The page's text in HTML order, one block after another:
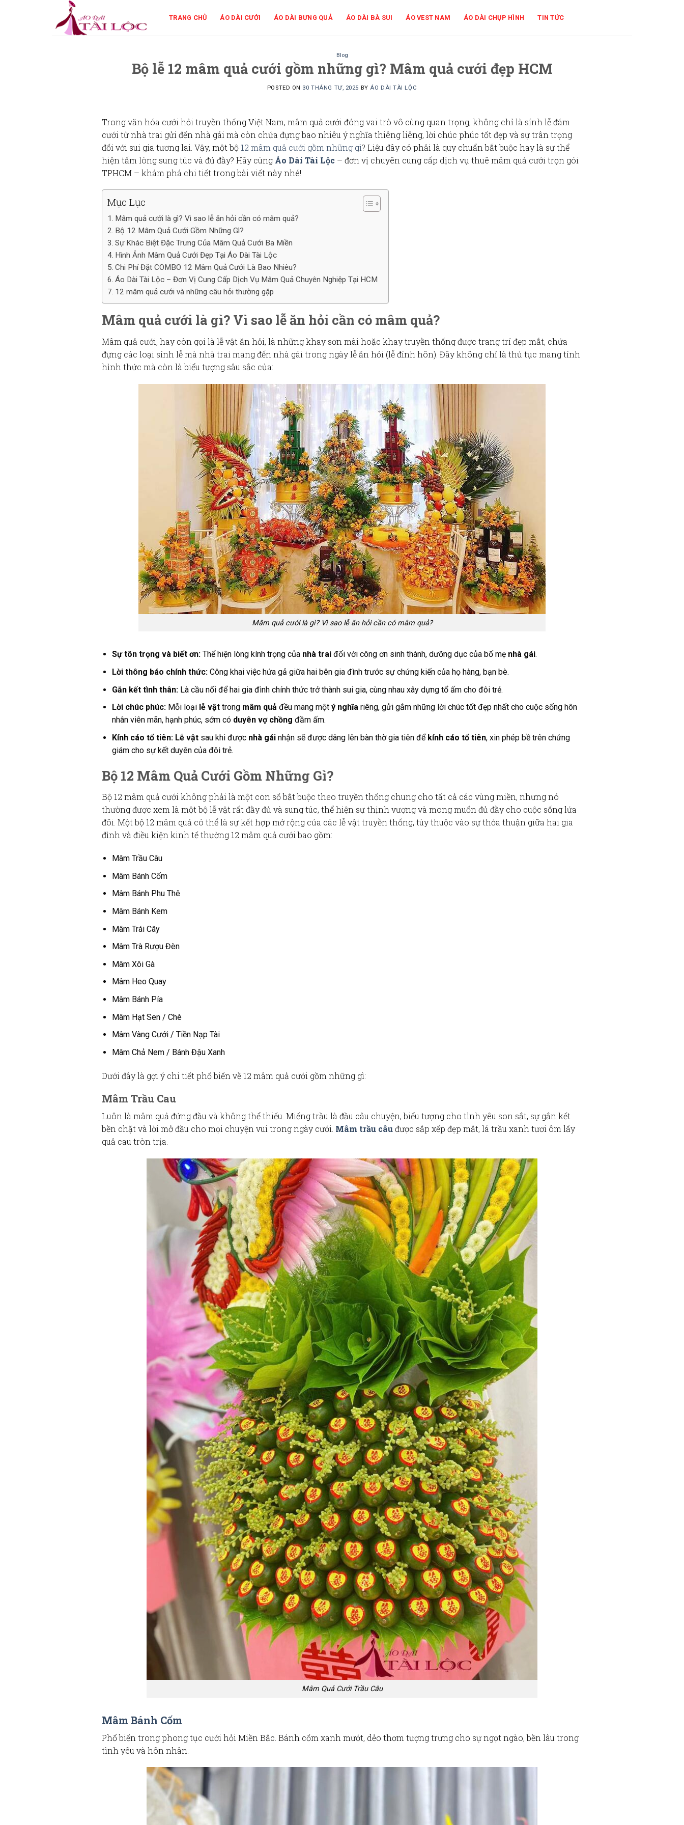
TRANG CHỦ ÁO DÀI CƯỚI ÁO DÀI BƯNG QUẢ ÁO DÀI BÀ SUI ÁO VEST NAM ÁO DÀI CHỤP HÌNH TIN TỨC
Blog
Bộ lễ 12 mâm quả cưới gồm những gì? Mâm quả cưới đẹp HCM
POSTED ON 30 THÁNG TƯ, 2025 BY ÁO DÀI TÀI LỘC
Trong văn hóa cưới hỏi truyền thống Việt Nam, mâm quả cưới đóng vai trò vô cùng quan trọng, không chỉ là sính lễ đám
cưới từnhà trai gửi đến nhà gái mà còn chứa đựng bao nhiêu ý nghĩa thiêng liêng, lời chúc phúc tốt đẹp và sự trân trọng
đối với sui gia tương lai. Vậy, một bộ 12 mâm quả cưới gồm những gì? Liệu đây có phải là quy chuẩn bắt buộc hay là sự thể
hiện tấm lòng sung túc và đủ đầy? Hãy cùng Áo Dài Tài Lộc – đơn vị chuyên cung cấp dịch vụ thuê mâm quả cưới trọn gói
TPHCM– khám phá chi tiết trong bài viết này nhé!
Mục Lục
Mâm quả cưới là gì? Vì sao lễ ăn hỏi cần có mâm quả?
Bộ 12 Mâm Quả Cưới Gồm Những Gì?
Sự Khác Biệt Đặc Trưng Của Mâm Quả Cưới Ba Miền
Hình Ảnh Mâm Quả Cưới Đẹp Tại Áo Dài Tài Lộc
Chi Phí Đặt COMBO 12 Mâm Quả Cưới Là Bao Nhiêu?
Áo Dài Tài Lộc – Đơn Vị Cung Cấp Dịch Vụ Mâm Quả Chuyên Nghiệp Tại HCM
12 mâm quả cưới và những câu hỏi thường gặp
Mâm quả cưới là gì? Vì sao lễ ăn hỏi cần có mâm quả?
Mâm quả cưới, hay còn gọi là lễ vật ăn hỏi, là những khay sơn mài hoặc khay truyền thống được trang trí đẹp mắt, chứa
đựng các loại sính lễmà nhà trai mang đến nhà gái trong ngàylễ ăn hỏi (lễ đính hôn) . Đây không chỉ là thủ tục mang tính
hình thức mà còn là biểu tượng sâu sắc của:
Mâm quả cưới là gì? Vì sao lễ ăn hỏi cần có mâm quả?
Sự tôn trọng và biết ơn: Thể hiện lòng kính trọng của nhà trai đối với công ơn sinh thành, dưỡng dục của bố mẹ nhà gái.
Lời thông báo chính thức: Công khai việc hứa gả giữa hai bên gia đình trước sự chứng kiến của họ hàng, bạn bè.
Gắn kết tình thân: Là cầu nối để hai gia đình chính thức trở thành sui gia, cùng nhau xây dựng tổ ấm cho đôi trẻ.
Lời chúc phúc: Mỗi loại lễ vật trong mâm quả đều mang mộtý nghĩa riêng, gửi gắm những lời chúc tốt đẹp nhất cho cuộc sống hôn
nhân viên mãn, hạnh phúc, sớm có duyên vợ chồng đầm ấm.
Kính cáo tổ tiên: Lễ vật sau khi được nhà gái nhận sẽ được dâng lên bàn thờ gia tiên để kính cáo tổ tiên, xin phép bề trên chứng
giám cho sự kết duyên của đôi trẻ.
Bộ 12 Mâm Quả Cưới Gồm Những Gì?
Bộ 12 mâm quả cướikhông phải là một con số bắt buộc theo truyền thống chung cho tất cả các vùng miền, nhưng nó
thường được xem là một bộlễ vậtrất đầy đủ và sung túc, thể hiện sự thịnh vượng và mong muốn đủ đầy cho cuộc sống lứa
đôi. Một bộ 12 mâm quảcó thể là sự kết hợp mở rộng của các lễ vậttruyền thống, tùy thuộc vào sự thỏa thuận giữa hai gia
đình và điều kiện kinh tế thường 12 mâm quả cưới bao gồm:
Mâm Trầu Câu
Mâm Bánh Cốm
Mâm Bánh Phu Thê
Mâm Bánh Kem
Mâm Trái Cây
Mâm Trà Rượu Đèn
Mâm Xôi Gà
Mâm Heo Quay
Mâm Bánh Pía
Mâm Hạt Sen / Chè
Mâm Vàng Cưới / Tiền Nạp Tài
Mâm Chả Nem / Bánh Đậu Xanh
Dưới đây là gợi ý chi tiết phổ biến về 12 mâm quả cưới gồm những gì:
Mâm Trầu Cau
Luôn là mâm quảđứng đầu và không thể thiếu. Miếng trầu là đầu câu chuyện, biểu tượng cho tình yêu son sắt, sự gắn kết
bền chặt và lời mở đầu cho mọi chuyện vui trong ngày cưới. Mâm trầu câuđược sắp xếp đẹp mắt, lá trầu xanh tươi ôm lấy
quả cau tròn trịa.
Mâm Quả Cưới Trầu Câu
Mâm Bánh Cốm
Phổ biến trong phong tục cưới hỏi Miền Bắc . Bánh cốm xanh mướt, dẻo thơm tượng trưng cho sự ngọt ngào, bền lâu trong
tình yêu và hôn nhân.